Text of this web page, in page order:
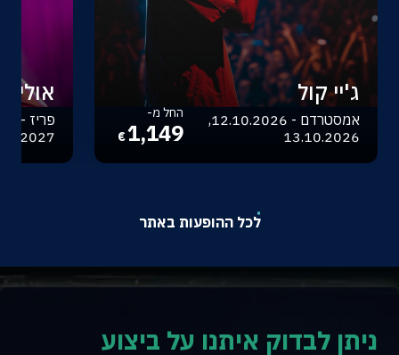
ג'יי קול
אמסטרדם - 12.10.2026,
13.10.2026
החל מ-
1,149
€
לכל ההופעות באתר
ניתן לבדוק איתנו על ביצוע